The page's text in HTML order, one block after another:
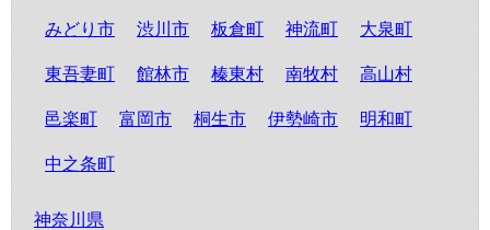
みどり市 渋川市 板倉町 神流町 大泉町
東吾妻町 館林市 榛東村 南牧村 高山村
邑楽町 富岡市 桐生市 伊勢崎市 明和町
中之条町
神奈川県